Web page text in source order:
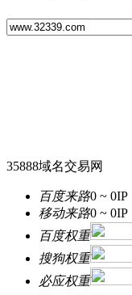
35888域名交易网
百度来路0 ~ 0IP
移动来路0 ~ 0IP
百度权重
搜狗权重
必应权重